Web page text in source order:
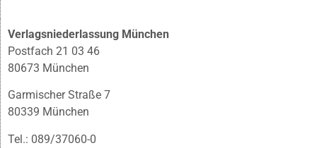
Verlagsniederlassung München
Postfach 21 03 46
80673 München
Garmischer Straße 7
80339 München
Tel.: 089/37060-0